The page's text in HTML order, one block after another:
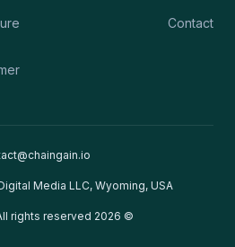
Contact
Media LLC, Wyoming, USA
© 2026 ChainGain. All rights reserved.